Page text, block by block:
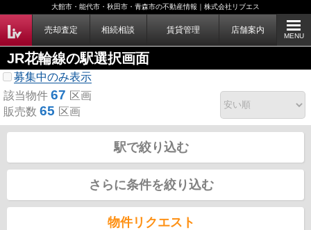
大館市・能代市・秋田市・青森市の不動産情報｜株式会社リブエス
売却査定 相続相談 賃貸管理 店舗案内
MENU
JR花輪線の駅選択画面
募集中のみ表示
該当物件 67 区画
販売数 65 区画
駅で絞り込む
さらに条件を絞り込む
物件リクエスト